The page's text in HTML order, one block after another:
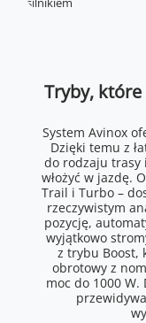
Tryby, które
System Avinox
Dzięki temu z
do rodzaju trasy
włożyć w jazdę.
Trail i Turbo –
rzeczywistym
pozycję,
wyjątkowo
z trybu Boost,
obrotowy z
moc do 1000